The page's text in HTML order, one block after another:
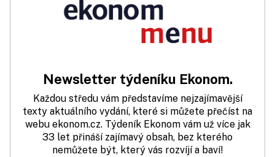
Newsletter týdeníku Ekonom.
Každou středu vám představíme nejzajímavější
texty aktuálního vydání, které si můžete přečíst na
webu ekonom.cz. Týdeník Ekonom vám už více jak
33 let přináší zajímavý obsah, bez kterého
nemůžete být, který vás rozvíjí a baví!